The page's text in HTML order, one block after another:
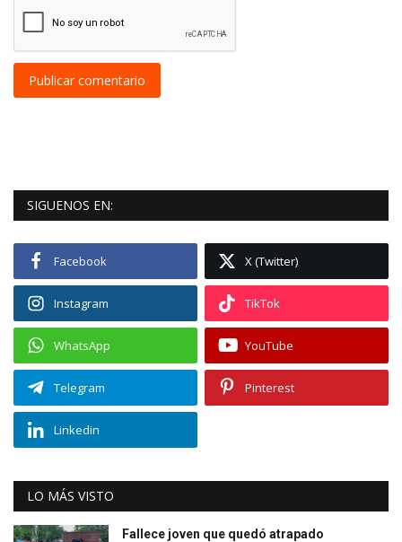
Publicar comentario
SIGUENOS EN:
Facebook X (Twitter)
Instagram TikTok
WhatsApp YouTube
Telegram Pinterest
Linkedin
LO MÁS VISTO
Fallece joven que quedó atrapado